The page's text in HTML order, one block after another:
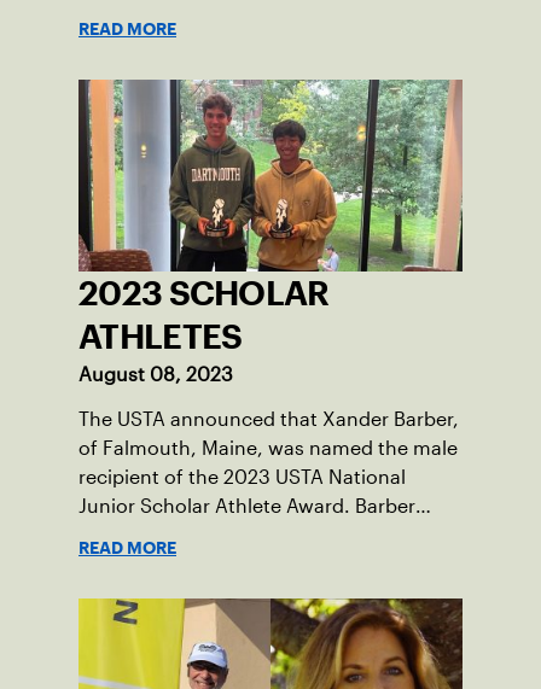
Damariscotta, ME and those around her
throughout her childhood.
READ MORE
2023 SCHOLAR
ATHLETES
August 08, 2023
The USTA announced that Xander Barber,
of Falmouth, Maine, was named the male
recipient of the 2023 USTA National
Junior Scholar Athlete Award. Barber
His impact on the tennis court was felt
immediately as Barber led Falmouth to a
state championship and was named the
READ MORE